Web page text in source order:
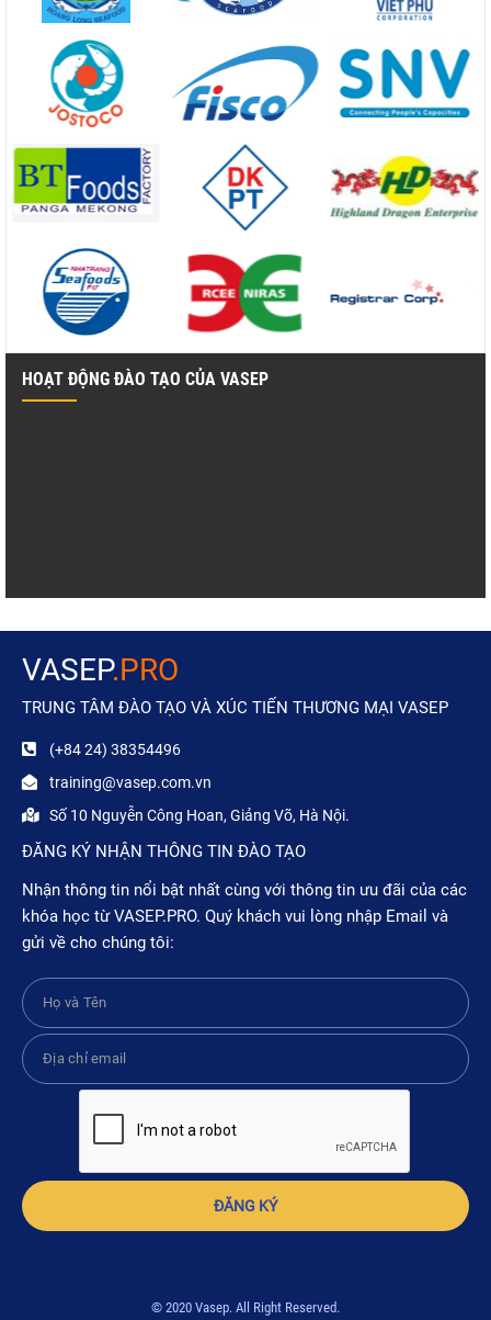
HOẠT ĐỘNG ĐÀO TẠO CỦA VASEP
VASEP.PRO
TRUNG TÂM ĐÀO TẠO VÀ XÚC TIẾN THƯƠNG MẠI VASEP
(+84 24) 38354496
training@vasep.com.vn
Số 10 Nguyễn Công Hoan, Giảng Võ, Hà Nội.
ĐĂNG KÝ NHẬN THÔNG TIN ĐÀO TẠO
Nhận thông tin nổi bật nhất cùng với thông tin ưu đãi của các
khóa học từ VASEP.PRO. Quý khách vui lòng nhập Email và
gửi về cho chúng tôi:
ĐĂNG KÝ
© 2020 Vasep. All Right Reserved.